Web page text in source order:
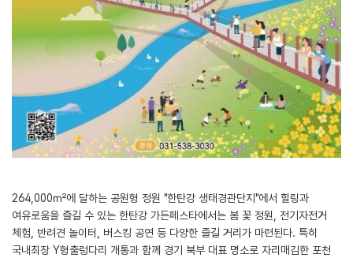
264,000㎡에 달하는 공원형 정원 "한탄강 생태경관단지"에서 힐링과
여유로움을 즐길 수 있는 한탄강 가든페스타에서는 봄 꽃 정원, 전기자전거
체험, 반려견 놀이터, 버스킹 공연 등 다양한 즐길 거리가 마련된다. 특히
국내최장 Y형출렁다리 개통과 함께 경기 북부 대표 명소로 자리매김한 포천